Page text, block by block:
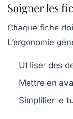
Soigner les
Chaque fiche
L’ergonomie
Utiliser des
Mettre en
Simplifier le